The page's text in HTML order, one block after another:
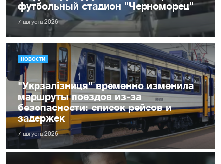
футбольный стадион "Черноморец"
7 августа 2026
НОВОСТИ
"Укрзалізниця" временно изменила
маршруты поездов из-за
безопасности: список рейсов и
задержек
7 августа 2026